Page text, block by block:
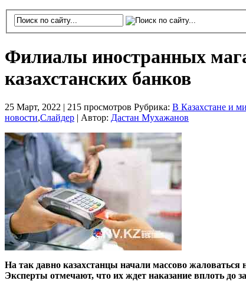
Филиалы иностранных
казахстанских банков
25 Март, 2022 | 215 просмотров Рубрика: В Казахстане и
новости,Слайдер Автор: Дастан Мухажанов
На так давно казахстанцы начали массово
Эксперты отмечают, что их ждет наказание вплоть до